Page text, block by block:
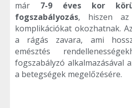
már 7-9 éves kor
fogszabályozás, hiszen az
komplikációkat okozhatnak.
a rágás zavara, ami
emésztés
fogszabályzó alkalmazásával
a betegségek megelőzésére.